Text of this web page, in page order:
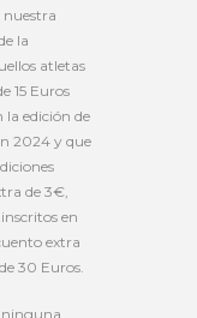
nuestra
la
atletas
15 Euros
la edición de
2024 y que
de 3€,
en
extra
30 Euros.
ninguna